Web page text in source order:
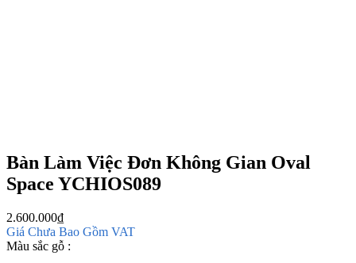
Bàn Làm Việc Đơn Không Gian Oval
Space YCHIOS089
2.600.000₫
Giá Chưa Bao Gồm VAT
Màu sắc gỗ :